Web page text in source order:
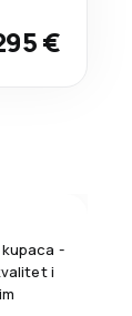
€
-
i